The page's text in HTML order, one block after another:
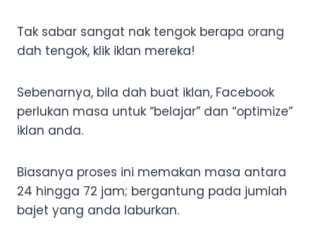
Tak sabar sangat nak tengok berapa orang
dah tengok, klik iklan mereka!
Sebenarnya, bila dah buat iklan, Facebook
perlukan masa untuk “belajar” dan “optimize”
iklan anda.
Biasanya proses ini memakan masa antara
24 hingga 72 jam; bergantung pada jumlah
bajet yang anda laburkan.